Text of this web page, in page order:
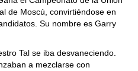
de Moscú, convirtiéndose en
Su nombre es Garry
Tal se iba desvaneciendo.
a mezclarse con